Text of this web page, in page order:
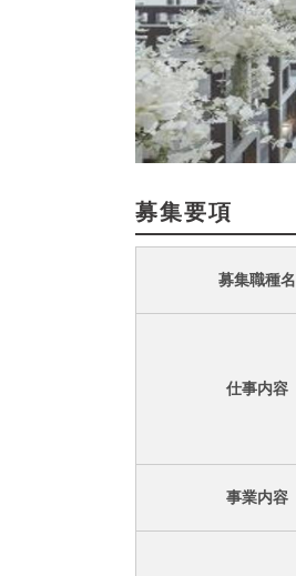
募集要項
募集職種名
仕事内容
事業内容